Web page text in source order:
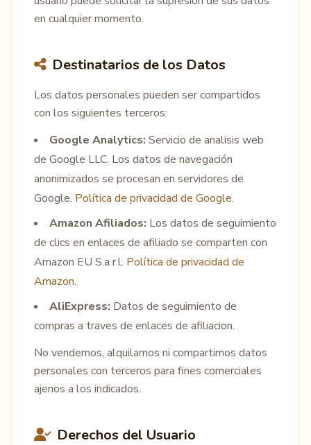
en cualquier momento.
Destinatarios de los Datos
Los datos personales pueden ser compartidos
con los siguientes terceros:
Google Analytics: Servicio de analisis web
de Google LLC. Los datos de navegación
anonimizados se procesan en servidores de
Google. Política de privacidad de Google.
Amazon Afiliados: Los datos de seguimiento
de clics en enlaces de afiliado se comparten con
Amazon EU S.a r.l. Política de privacidad de
Amazon.
AliExpress: Datos de seguimiento de
compras a traves de enlaces de afiliacion.
No vendemos, alquilamos ni compartimos datos
personales con terceros para fines comerciales
ajenos a los indicados.
Derechos del Usuario